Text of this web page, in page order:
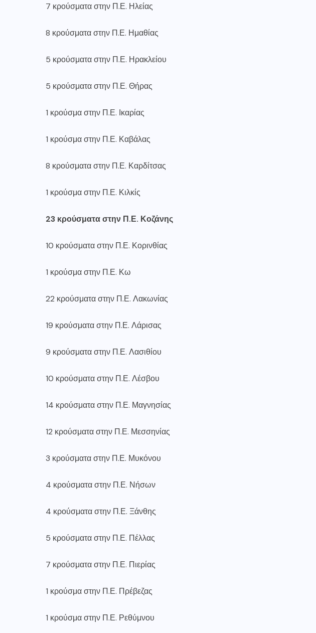
7 κρούσματα στην Π.Ε. Ηλείας
8 κρούσματα στην Π.Ε. Ημαθίας
5 κρούσματα στην Π.Ε. Ηρακλείου
5 κρούσματα στην Π.Ε. Θήρας
1 κρούσμα στην Π.Ε. Ικαρίας
1 κρούσμα στην Π.Ε. Καβάλας
8 κρούσματα στην Π.Ε. Καρδίτσας
1 κρούσμα στην Π.Ε. Κιλκίς
23 κρούσματα στην Π.Ε. Κοζάνης
10 κρούσματα στην Π.Ε. Κορινθίας
1 κρούσμα στην Π.Ε. Κω
22 κρούσματα στην Π.Ε. Λακωνίας
19 κρούσματα στην Π.Ε. Λάρισας
9 κρούσματα στην Π.Ε. Λασιθίου
10 κρούσματα στην Π.Ε. Λέσβου
14 κρούσματα στην Π.Ε. Μαγνησίας
12 κρούσματα στην Π.Ε. Μεσσηνίας
3 κρούσματα στην Π.Ε. Μυκόνου
4 κρούσματα στην Π.Ε. Νήσων
4 κρούσματα στην Π.Ε. Ξάνθης
5 κρούσματα στην Π.Ε. Πέλλας
7 κρούσματα στην Π.Ε. Πιερίας
1 κρούσμα στην Π.Ε. Πρέβεζας
1 κρούσμα στην Π.Ε. Ρεθύμνου